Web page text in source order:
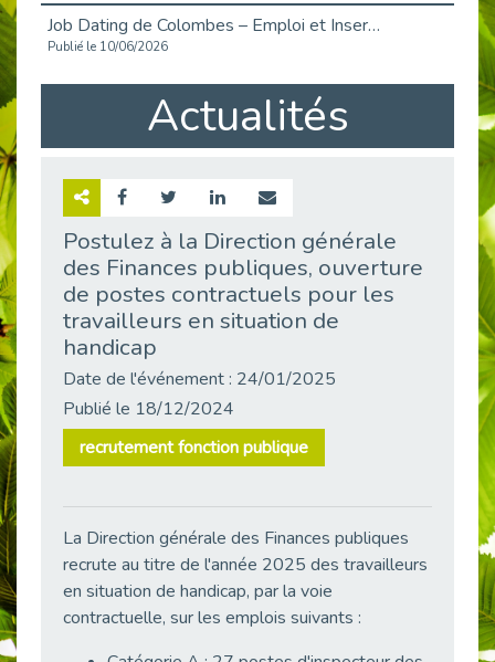
Job Dating de Colombes – Emploi et Insertion
Publié le 10/06/2026
Aborder l'entretien et la situation de handicap en toute confiance
Publié le 09/06/2026
Retour sur l’atelier « Optimiser sa recherche d’emploi »
Emploi & Handicap : Hachette Livre et Cap emploi 92 renforcent leur collaboration
Publié le 02/06/2026
Publié le 30/05/2026
Publié le 22/05/2026
Publié le 21/05/2026
L’alternance : un levier stratégique pour recruter et inclure durablement
Fibromyalgie : Quand la douleur invisible s’invite au bureau
Publié le 12/05/2026
Actualités
Postulez à la Direction générale
des Finances publiques, ouverture
de postes contractuels pour les
travailleurs en situation de
handicap
Date de l'événement : 24/01/2025
Publié le 18/12/2024
recrutement fonction publique
La Direction générale des Finances publiques
recrute au titre de l'année 2025 des travailleurs
en situation de handicap, par la voie
contractuelle, sur les emplois suivants :